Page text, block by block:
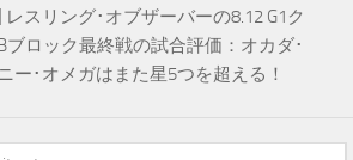
レスリング･オブザーバーの8.12 G1ク
ブロック最終戦の試合評価：オカダ･
ー･オメガはまた星5つを超える！